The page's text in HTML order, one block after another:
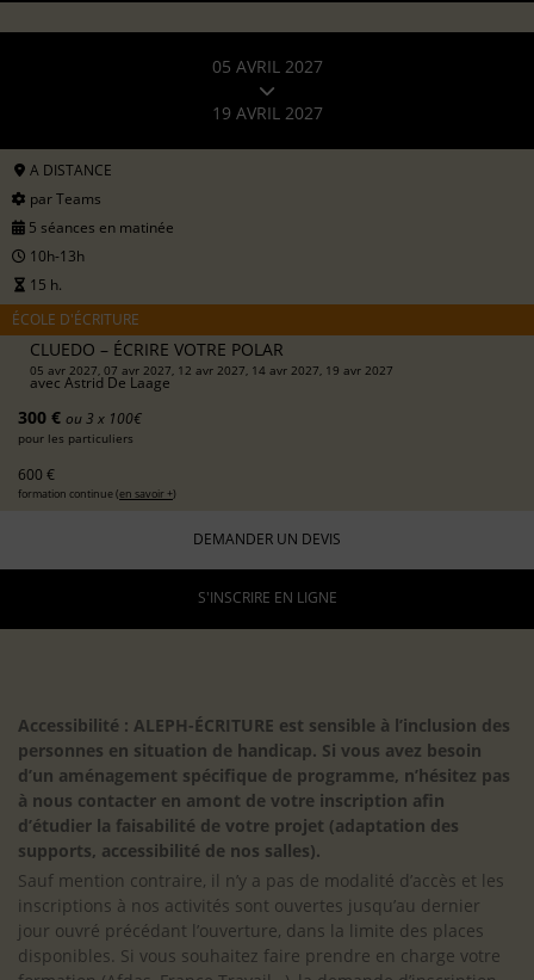
05 AVRIL 2027
19 AVRIL 2027
A DISTANCE
par Teams
5 séances en matinée
10h-13h
15 h.
ÉCOLE D'ÉCRITURE
CLUEDO – ÉCRIRE VOTRE POLAR
05 avr 2027, 07 avr 2027, 12 avr 2027, 14 avr 2027, 19 avr 2027
avec Astrid De Laage
300 € ou 3 x 100€
pour les particuliers
600 €
formation continue (en savoir +)
DEMANDER UN DEVIS
S'INSCRIRE EN LIGNE
Accessibilité : ALEPH-ÉCRITURE est sensible à l’inclusion des
personnes en situation de handicap. Si vous avez besoin
d’un aménagement spécifique de programme, n’hésitez pas
à nous contacter en amont de votre inscription afin
d’étudier la faisabilité de votre projet (adaptation des
supports, accessibilité de nos salles).
Sauf mention contraire, il n’y a pas de modalité d’accès et les
inscriptions à nos activités sont ouvertes jusqu’au dernier
jour ouvré précédant l’ouverture, dans la limite des places
disponibles. Si vous souhaitez faire prendre en charge votre